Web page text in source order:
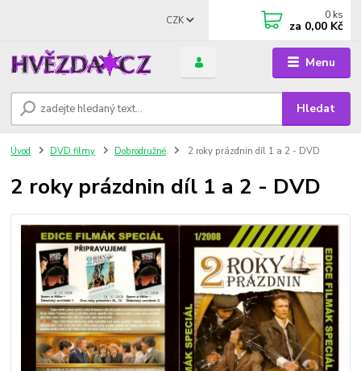
Menu
CZK
Hledat
0 ks
za 0,00 Kč
Úvod DVD filmy Dobrodružné 2 roky prázdnin díl 1 a 2 - DVD
2 roky prázdnin díl 1 a 2 - DVD